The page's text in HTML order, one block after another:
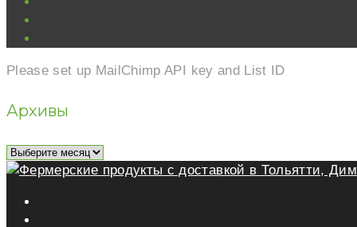
Please set up MailChimp API key and List ID
Архивы
Архивы